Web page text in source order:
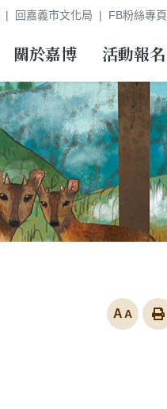
回嘉義市文化局 FB粉絲專頁
關於嘉博 活動報名
放大